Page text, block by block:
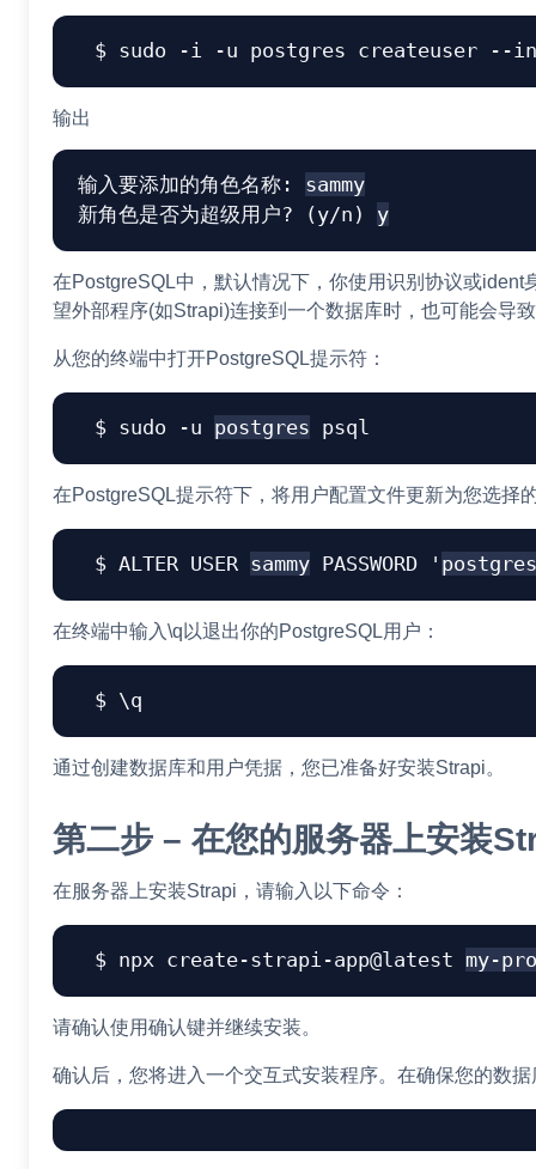
sudo -i -u postgres createuser --
输出
输入要添加的角色名称: sammy
新角色是否为超级用户? (y/n) y
在PostgreSQL中，默认情况下，你使用识别协议或
望外部程序(如Strapi)连接到一个数据库时，也可能会导
从您的终端中打开PostgreSQL提示符：
sudo -u postgres psql
在PostgreSQL提示符下，将用户配置文件更新为您选择
ALTER USER sammy PASSWORD '
在终端中输入\q以退出你的PostgreSQL用户：
\q
通过创建数据库和用户凭据，您已准备好安装Strapi。
第二步 – 在您的服务器上安装
在服务器上安装Strapi，请输入以下命令：
npx create-strapi-app@latest my-
请确认使用确认键并继续安装。
确认后，您将进入一个交互式安装程序。在确保您的数